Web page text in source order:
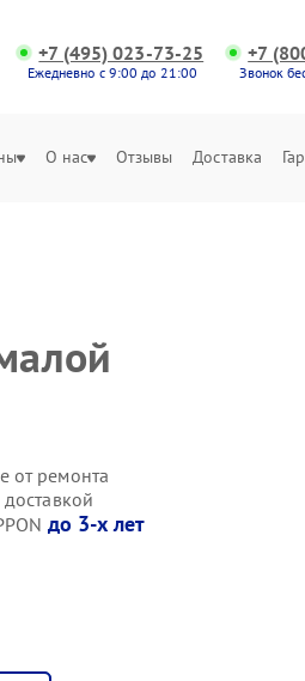
+7 (495) 023-73-25
Ежедневно с 9:00 до 21:00
+7
Звонок
О нас Отзывы Доставка
от ремонта
до 3-х лет